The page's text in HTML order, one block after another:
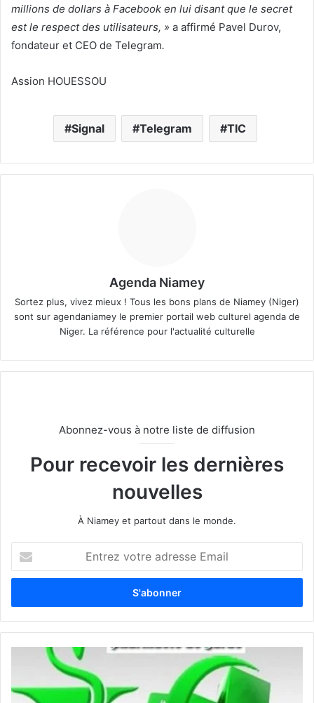
millions de dollars à Facebook en lui disant que le secret
est le respect des utilisateurs, » a affirmé Pavel Durov,
fondateur et CEO de Telegram.
Assion HOUESSOU
Signal Telegram TIC
Agenda Niamey
Sortez plus, vivez mieux ! Tous les bons plans de Niamey (Niger)
sont sur agendaniamey le premier portail web culturel agenda de
Niger. La référence pour l'actualité culturelle
Abonnez-vous à notre liste de diffusion
Pour recevoir les dernières
nouvelles
À Niamey et partout dans le monde.
t
e
z
e